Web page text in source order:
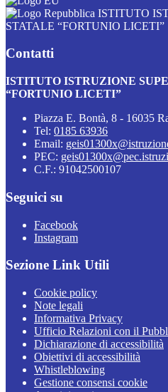
ISTITUTO
STATALE “FORTUNIO LICETI”
Contatti
ISTITUTO ISTRUZIONE
“FORTUNIO LICETI”
Piazza E. Bontà, 8 - 16035
Tel: 0185 63936
Email:
PEC:
C.F.: 91042500107
Seguici su
Facebook
Instagram
Sezione Link Utili
Cookie policy
Note legali
Informativa Privacy
Ufficio Relazioni con il
Dichiarazione di accessibilità
Obiettivi di accessibilità
Whistleblowing
Gestione consensi cookie